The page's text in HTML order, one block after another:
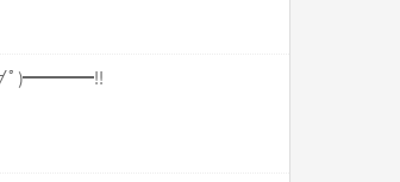
ﾟ∀ﾟ)━━━━!!